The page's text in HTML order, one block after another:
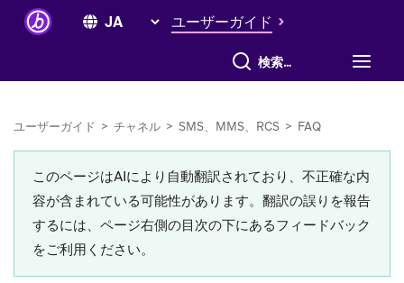
ユーザーガイド
すべて検索
ユーザーガイド > チャネル > SMS、MMS、RCS > FAQ
このページはAIにより自動翻訳されており、不正確な内
容が含まれている可能性があります。翻訳の誤りを報告
するには、ページ右側の目次の下にあるフィードバック
をご利用ください。